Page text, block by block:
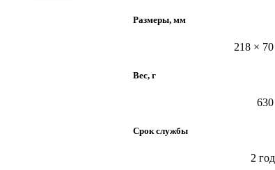
Размеры, мм
218 ×
Вес, г
630
Срок службы
2